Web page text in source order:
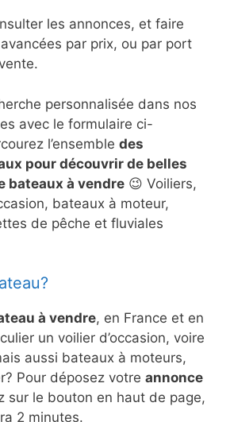
les annonces, et faire
par prix, ou par port
personnalisée dans nos
avec le formulaire ci-
l’ensemble des
pour découvrir de belles
bateaux à vendre 😉 Voiliers,
bateaux à moteur,
de pêche et fluviales
à vendre, en France et en
un voilier d’occasion, voire
aussi bateaux à moteurs,
Pour déposez votre annonce
sur le bouton en haut de page,
2 minutes.